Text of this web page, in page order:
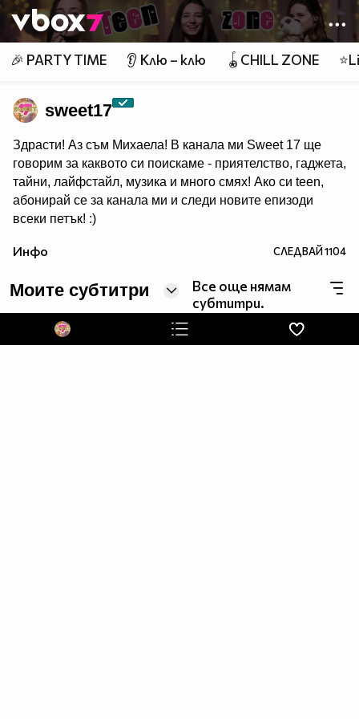
Member of
👾
🎉 PARTY TIME 👂 Клю – клю 🪀CHILL ZONE
sweet17
Здрасти! Аз съм Михаела! В канала ми Sweet 17 ще
говорим за каквото си поискаме - приятелство, гаджета,
тайни, лайфстайл, музика и много смях! Ако си teen,
абонирай се за канала ми и следи новите епизоди
всеки петък! :)
Инфо СЛЕДВАЙ1104
Моите субтитри
Все още нямам
субтитри.